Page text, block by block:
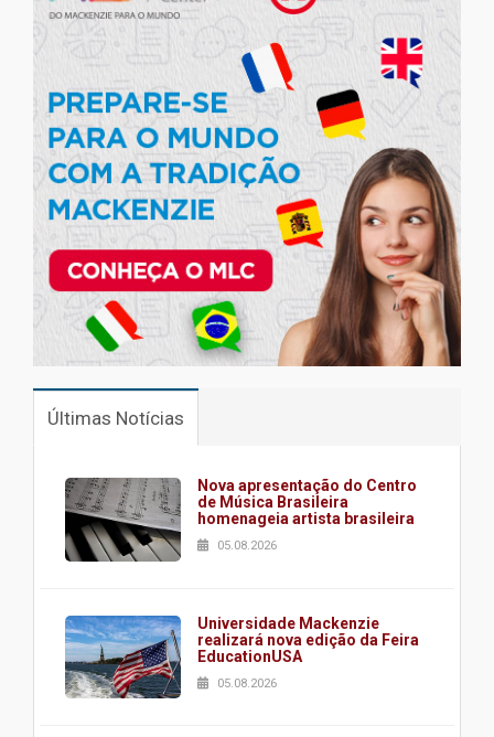
Últimas Notícias
Nova apresentação do Centro
de Música Brasileira
homenageia artista brasileira
05.08.2026
Universidade Mackenzie
realizará nova edição da Feira
EducationUSA
05.08.2026